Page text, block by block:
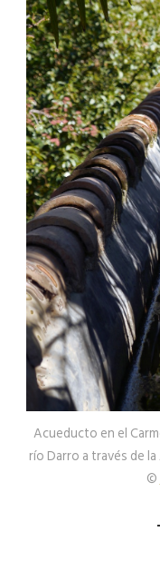
Acueducto en el
río Darro a través de la
©